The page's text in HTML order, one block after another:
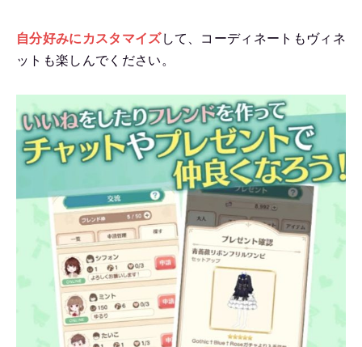
自分好みにカスタマイズして、コーディネートもヴィネ
ットも楽しんでください。